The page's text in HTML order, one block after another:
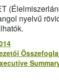
nyelvű